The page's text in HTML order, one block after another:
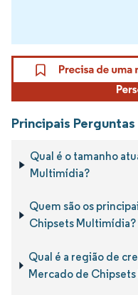
Principais
Qual é o tamanho
Multimídia?
Quem são os
Chipsets Multimídia?
Qual é a região de
Mercado de